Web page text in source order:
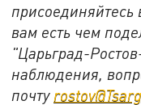
присоединяйтесь
вам есть чем
"Царьград-
наблюдения,
почту